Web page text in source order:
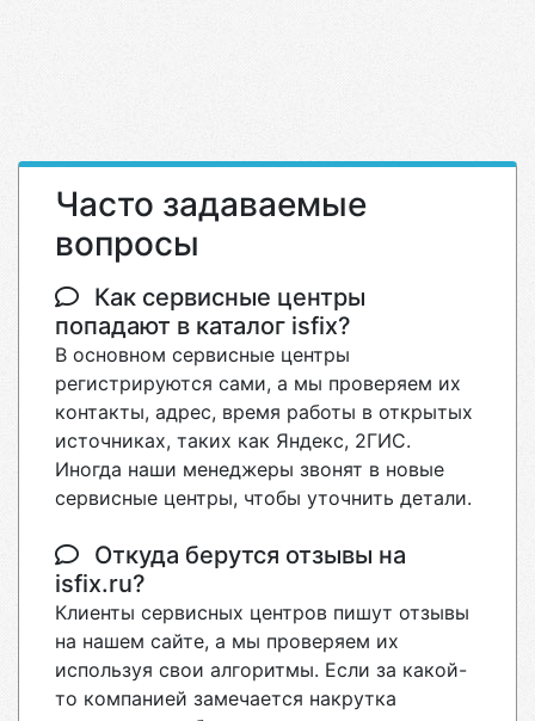
Часто задаваемые
вопросы
Как сервисные центры
попадают в каталог isfix?
В основном сервисные центры
регистрируются сами, а мы проверяем их
контакты, адрес, время работы в открытых
источниках, таких как Яндекс, 2ГИС.
Иногда наши менеджеры звонят в новые
сервисные центры, чтобы уточнить детали.
Откуда берутся отзывы на
isfix.ru?
Клиенты сервисных центров пишут отзывы
на нашем сайте, а мы проверяем их
используя свои алгоритмы. Если за какой-
то компанией замечается накрутка